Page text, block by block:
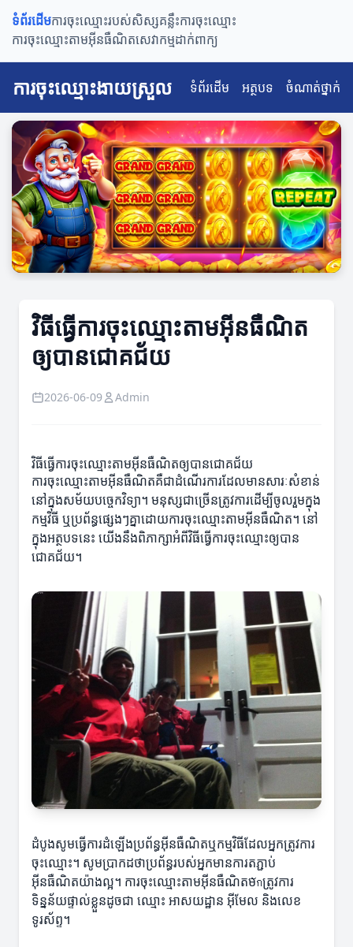
ទំព័រដើមការចុះឈ្មោះរបស់សិស្សគន្លឹះការចុះឈ្មោះ
ការចុះឈ្មោះតាមអ៊ីនធឺណិតសេវាកម្មដាក់ពាក្យ
ការចុះឈ្មោះងាយស្រួល ទំព័រដើម អត្ថបទ ចំណាត់ថ្នាក់
វិធីធ្វើការចុះឈ្មោះតាមអ៊ីនធឺណិត
ឲ្យបានជោគជ័យ
2026-06-09 Admin
វិធីធ្វើការចុះឈ្មោះតាមអ៊ីនធឺណិតឲ្យបានជោគជ័យ
ការចុះឈ្មោះតាមអ៊ីនធឺណិតគឺជាដំណើរការដែលមានសារៈសំខាន់
នៅក្នុងសម័យបច្ចេកវិទ្យា។ មនុស្សជាច្រើនត្រូវការ​ដើម្បីចូលរួមក្នុង
កម្មវិធី ឬប្រព័ន្ធផ្សេងៗគ្នាដោយការចុះឈ្មោះតាមអ៊ីនធឺណិត។ នៅ
ក្នុងអត្ថបទនេះ យើងនឹងពិភាក្សាអំពីវិធីធ្វើការចុះឈ្មោះឲ្យបាន
ជោគជ័យ។
ដំបូងសូមធ្វើការដំឡើងប្រព័ន្ធអ៊ីនធឺណិតឬកម្មវិធីដែលអ្នកត្រូវការ
ចុះឈ្មោះ។ សូមប្រាកដថាប្រព័ន្ធរបស់អ្នកមានការតភ្ជាប់
អ៊ីនធឺណិតយ៉ាងល្អ។ ការចុះឈ្មោះតាមអ៊ីនធឺណិតមักត្រូវការ
ទិន្នន័យផ្ទាល់ខ្លួនដូចជា ឈ្មោះ អាសយដ្ឋាន អ៊ីមែល និងលេខ
ទូរស័ព្ទ។